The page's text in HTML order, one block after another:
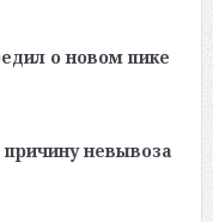
о новом пике
невывоза